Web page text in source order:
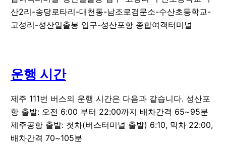
산2리-송당로타리-대천동-남조로검문소-수산초등학교-
고성리-성산일출봉 입구-성산포항 종합여객터미널
운행 시간
제주 111번 버스의 운행 시간은 다음과 같습니다. 성산포
항출발: 오전 6:00 부터 22:00까지 배차간격 65~95분
제주공항출발: 첫차(버스터미널 출발) 6:10, 막차 22:00,
배차간격 70~105분